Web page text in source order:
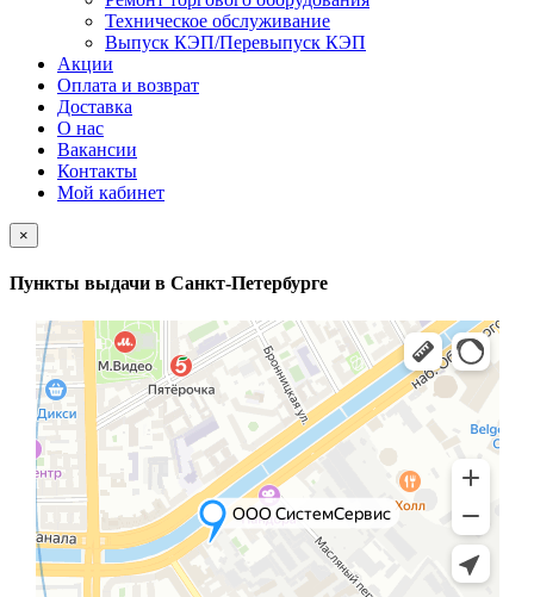
Техническое обслуживание
Выпуск КЭП/Перевыпуск КЭП
Акции
Оплата и возврат
Доставка
О нас
Вакансии
Контакты
Мой кабинет
×
Пункты выдачи в Санкт-Петербурге